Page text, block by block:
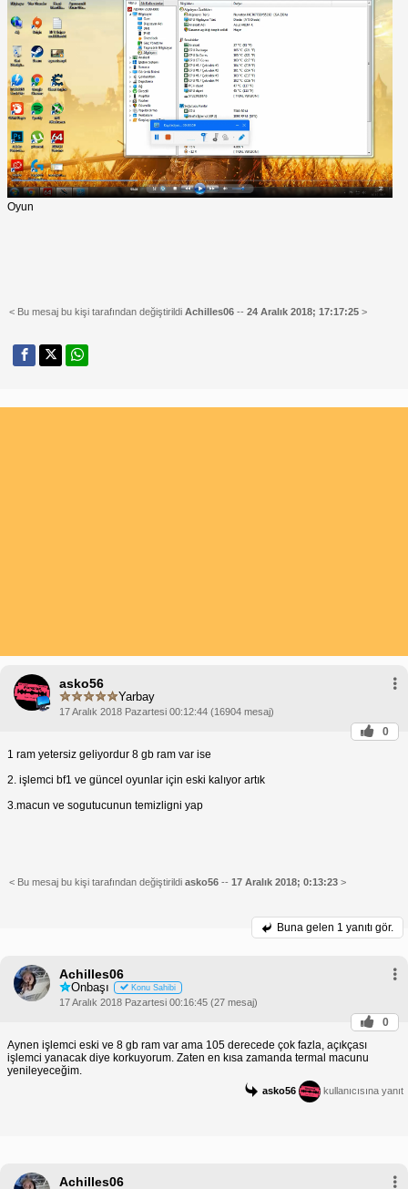
Oyun
< Bu mesaj bu kişi tarafından değiştirildi Achilles06 -- 24 Aralık 2018; 17:17:25 >
asko56
Yarbay
17 Aralık 2018 Pazartesi 00:12:44 (16904 mesaj)
0
1 ram yetersiz geliyordur 8 gb ram var ise
2. işlemci bf1 ve güncel oyunlar için eski kalıyor artık
3.macun ve sogutucunun temizligni yap
< Bu mesaj bu kişi tarafından değiştirildi asko56 -- 17 Aralık 2018; 0:13:23 >
Buna gelen 1 yanıtı gör.
Achilles06
Onbaşı Konu Sahibi
17 Aralık 2018 Pazartesi 00:16:45 (27 mesaj)
0
Aynen işlemci eski ve 8 gb ram var ama 105 derecede çok fazla, açıkçası
işlemci yanacak diye korkuyorum. Zaten en kısa zamanda termal macunu
yenileyeceğim.
asko56 kullanıcısına yanıt
Achilles06